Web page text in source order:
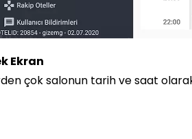
Ekran
çok salonun tarih ve saat